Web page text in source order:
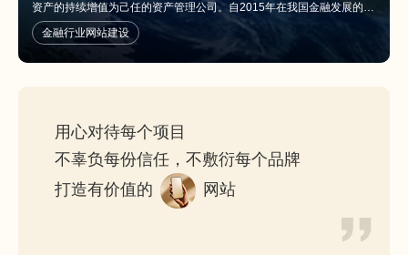
资产的持续增值为己任的资产管理公司。自2015年在我国金融发展的前
沿深圳前海注册成立以来，公司运用规范的金融工具为客户财富实现增
值，立志要成为国内资本市场上的重要力量。我们的投资团队扎根深圳
二十年，拥有的行业知识、丰富的投资经验、严谨的风控制度以及广泛
的压力，在经济低潮中寻找投资机会，在经济复苏前完成投资布局，在
经济腾飞时收获财富的爆发性增长。河石，寓意河里的璞石，要从众多
企业中寻找美玉，需要我们独具慧眼；要把美玉雕琢成艺术品，需要我
们心灵手巧；要将艺术品源远流长，让投资的企业基业长青，这是我们
的愿景，也是我们的社会责任。
金融行业网站建设
用心对待每个项目
不辜负每份信任，不敷衍每个品牌
打造有价值的
网站